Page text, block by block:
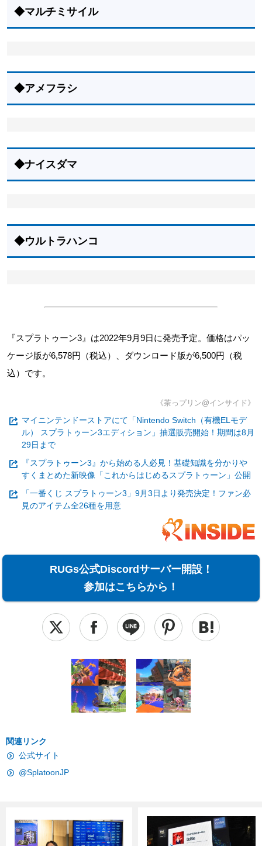
◆マルチミサイル
◆アメフラシ
◆ナイスダマ
◆ウルトラハンコ
『スプラトゥーン3』は2022年9月9日に発売予定。価格はパッ
ケージ版が6,578円（税込）、ダウンロード版が6,500円（税
込）です。
《茶っプリン@インサイド》
マイニンテンドーストアにて「Nintendo Switch（有機ELモデ
ル） スプラトゥーン3エディション」抽選販売開始！期間は8月
29日まで
『スプラトゥーン3』から始める人必見！基礎知識を分かりや
すくまとめた新映像「これからはじめるスプラトゥーン」公開
「一番くじ スプラトゥーン3」9月3日より発売決定！ファン必
見のアイテム全26種を用意
RUGs公式Discordサーバー開設！
参加はこちらから！
関連リンク
公式サイト
@SplatoonJP